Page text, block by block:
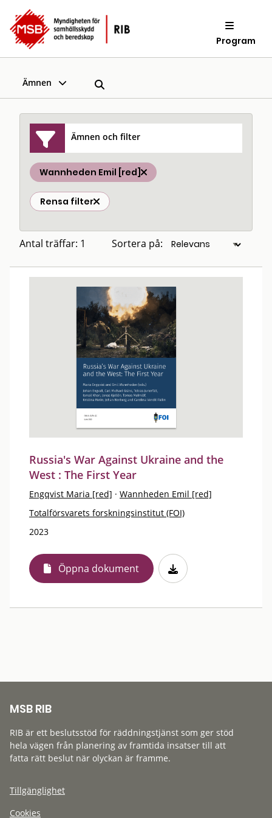
Program
Ämnen
Ämnen och filter
Wannheden Emil [red]
Rensa filter
Antal träffar: 1 Sortera på:
Russia's War Against Ukraine and the
West : The First Year
Engqvist Maria [red] · Wannheden Emil [red]
Totalförsvarets forskningsinstitut (FOI)
2023
Öppna dokument
MSB RIB
RIB är ett beslutsstöd för räddningstjänst som ger stöd
hela vägen från planering av framtida insatser till att
fatta rätt beslut när olyckan är framme.
Tillgänglighet
Cookies